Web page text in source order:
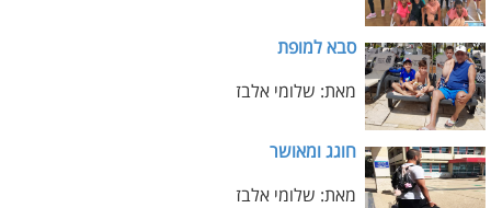
סבא למופת
מאת: שלומי אלבז
חוגג ומאושר
מאת: שלומי אלבז